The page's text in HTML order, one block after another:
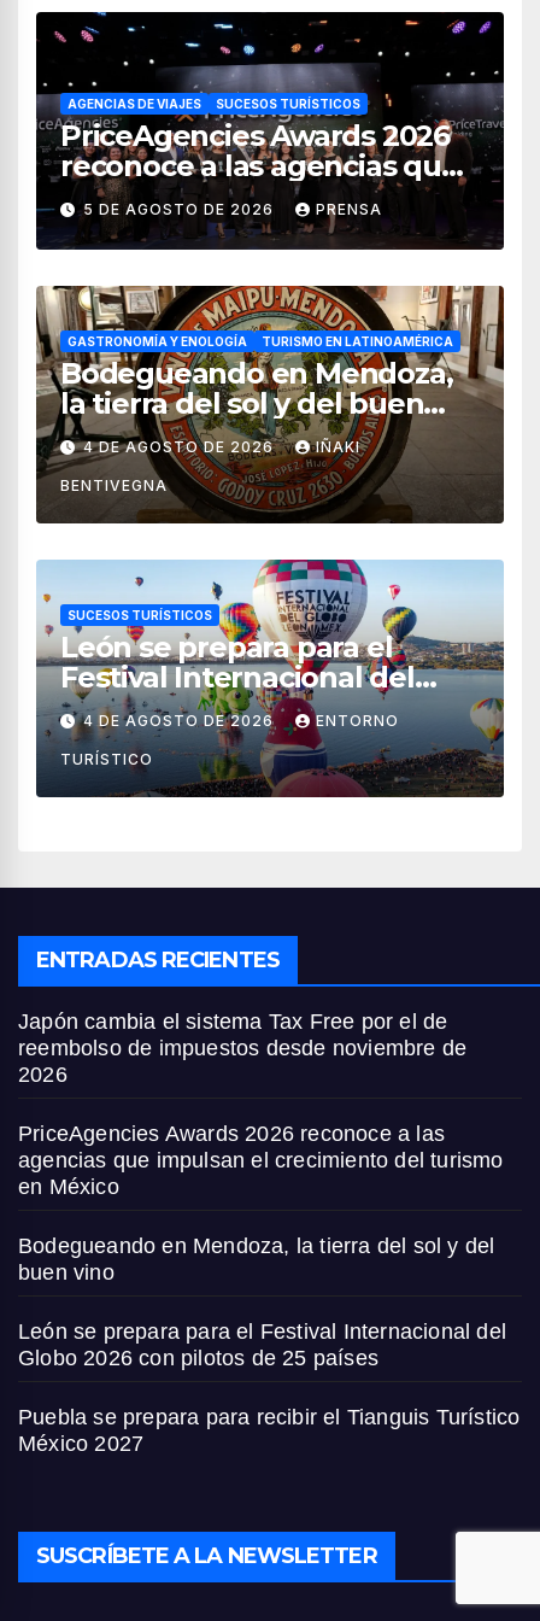
AGENCIAS DE VIAJES SUCESOS TURÍSTICOS
PriceAgencies Awards 2026
reconoce a las agencias que
impulsan el crecimiento del
turismo en México
5 DE AGOSTO DE 2026 PRENSA
GASTRONOMÍA Y ENOLOGÍA TURISMO EN LATINOAMÉRICA
Bodegueando en Mendoza,
la tierra del sol y del buen
vino
4 DE AGOSTO DE 2026 IÑAKI
BENTIVEGNA
SUCESOS TURÍSTICOS
León se prepara para el
Festival Internacional del
Globo 2026 con pilotos de 25
países
4 DE AGOSTO DE 2026 ENTORNO
TURÍSTICO
ENTRADAS RECIENTES
Japón cambia el sistema Tax Free por el de
reembolso de impuestos desde noviembre de
2026
PriceAgencies Awards 2026 reconoce a las
agencias que impulsan el crecimiento del turismo
en México
Bodegueando en Mendoza, la tierra del sol y del
buen vino
León se prepara para el Festival Internacional del
Globo 2026 con pilotos de 25 países
Puebla se prepara para recibir el Tianguis Turístico
México 2027
SUSCRÍBETE A LA NEWSLETTER